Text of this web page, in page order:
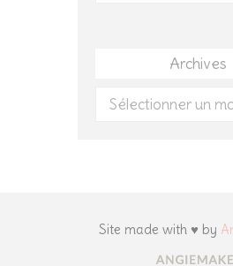
Archives
Archives
Site made with ♥ by